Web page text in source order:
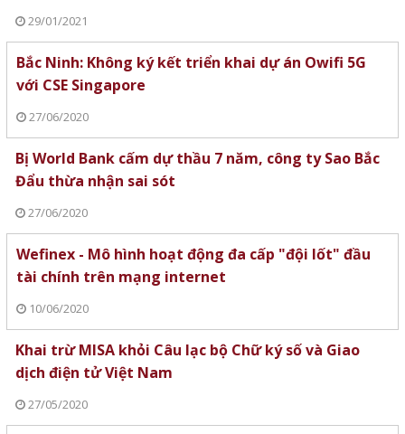
29/01/2021
Bắc Ninh: Không ký kết triển khai dự án Owifi 5G
với CSE Singapore
27/06/2020
Bị World Bank cấm dự thầu 7 năm, công ty Sao Bắc
Đẩu thừa nhận sai sót
27/06/2020
Wefinex - Mô hình hoạt động đa cấp "đội lốt" đầu
tài chính trên mạng internet
10/06/2020
Khai trừ MISA khỏi Câu lạc bộ Chữ ký số và Giao
dịch điện tử Việt Nam
27/05/2020